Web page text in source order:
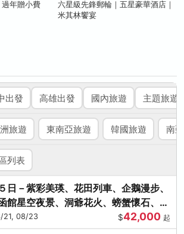
年贈小費
六星級先鋒郵輪｜五星豪華酒店｜
米其林饗宴
出發 高雄出發 國內旅遊 主題旅遊
旅遊 東南亞旅遊 韓國旅遊 南
列表
日－紫彩美瑛、花田列車、企鵝漫步、
館星空夜景、洞爺花火、螃蟹懷石、啤
21, 08/23 $42,000 起